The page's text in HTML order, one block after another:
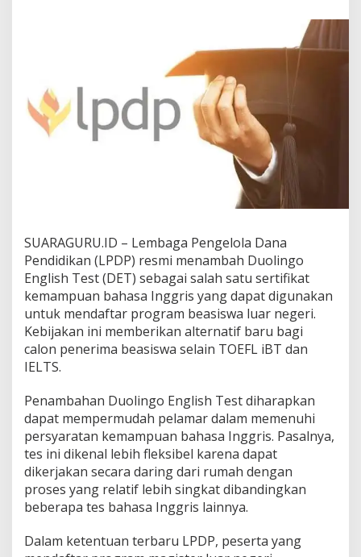
T
e
J
d
i
S
y
r
a
P
P
L
u
a
r
e
e
SUARAGURU.ID – Lembaga Pengelola Dana
Pendidikan (LPDP) resmi menambah Duolingo
English Test (DET) sebagai salah satu sertifikat
kemampuan bahasa Inggris yang dapat digunakan
untuk mendaftar program beasiswa luar negeri.
Kebijakan ini memberikan alternatif baru bagi
calon penerima beasiswa selain TOEFL iBT dan
IELTS.
Penambahan Duolingo English Test diharapkan
dapat mempermudah pelamar dalam memenuhi
persyaratan kemampuan bahasa Inggris. Pasalnya,
tes ini dikenal lebih fleksibel karena dapat
dikerjakan secara daring dari rumah dengan
proses yang relatif lebih singkat dibandingkan
beberapa tes bahasa Inggris lainnya.
Dalam ketentuan terbaru LPDP, peserta yang